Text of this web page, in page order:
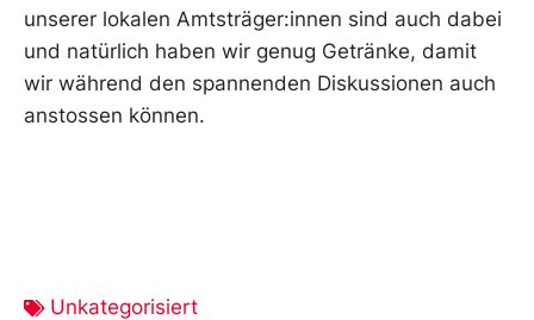
unserer lokalen Amtsträger:innen sind auch dabei
und natürlich haben wir genug Getränke, damit
wir während den spannenden Diskussionen auch
anstossen können.
Unkategorisiert